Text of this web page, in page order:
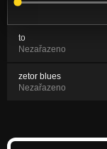
to
Nezařazeno
zetor blues
Nezařazeno